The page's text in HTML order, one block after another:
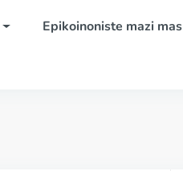
Epikoinoniste mazi mas